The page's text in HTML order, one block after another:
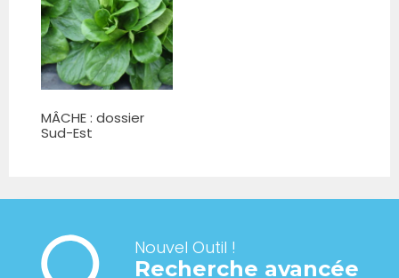
MÂCHE : dossier
Sud-Est
Nouvel Outil !
Recherche avancée